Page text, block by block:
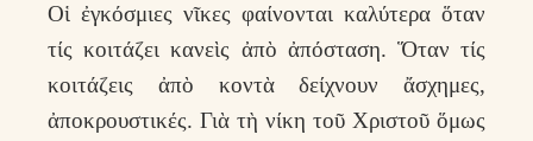
Οἱ ἐγκόσμιες νῖκες φαίνονται καλύτερα ὅταν
τίς κοιτάζει κανεὶς ἀπὸ ἀπόσταση. Ὅταν τίς
κοιτάζεις ἀπὸ κοντὰ δείχνουν ἄσχημες,
ἀποκρουστικές. Γιὰ τὴ νίκη τοῦ Χριστοῦ ὅμως